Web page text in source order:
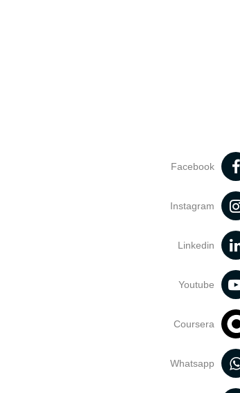
Facebook
Instagram
Linkedin
Youtube
Coursera
Whatsapp